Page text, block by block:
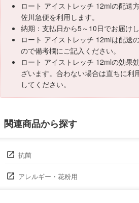
ロート アイストレッチ 12mlの配送
佐川急便を利用します。
納期：支払日から5～10日でお届けし
ロート アイストレッチ 12mlは配送
ので備考欄にご記入ください。
ロート アイストレッチ 12mlの効果
ざいます。合わない場合は直ちに利
してください。
関連商品から探す
抗菌
アレルギー・花粉用